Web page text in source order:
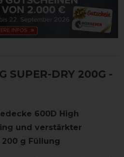
SUPER-DRY 200G -
600D High
und verstärkter
g Füllung